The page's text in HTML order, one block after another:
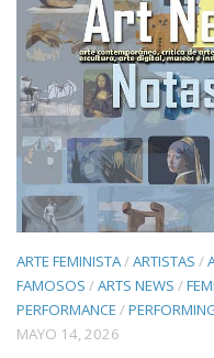
ARTE FEMINISTA/ARTISTAS /
FAMOSOS /ARTS NEWS /
PERFORMANCE /
MAYO 14, 2026